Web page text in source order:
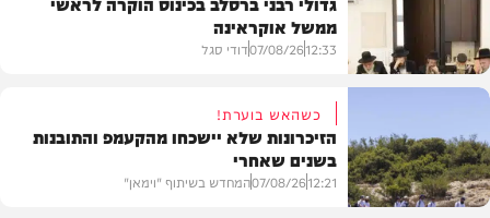
חרדים
ממשל אוקראינה
12:33
07/08/26דודי סגל
כשהאש בוערת!
הזיכרונות שלא יישכחו מהקעמפ והתובנות
בשנים שאחרי
12:21
07/08/26המחדש בשיתוף "וימאן"